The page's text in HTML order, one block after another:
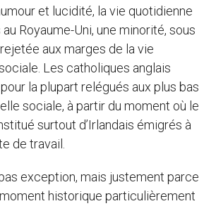
et lucidité, la vie quotidienne
Royaume-Uni, une minorité, sous
aux marges de la vie
Les catholiques anglais
la plupart relégués aux plus bas
sociale, à partir du moment où le
surtout d’Irlandais émigrés à
de travail.
pas exception, mais justement parce
moment historique particulièrement